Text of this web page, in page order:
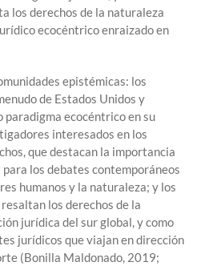
los derechos de la naturaleza
ecocéntrico enraizado en
epistémicas: los
de Estados Unidos y
paradigma ecocéntrico en su
interesados en los
que destacan la importancia
los debates contemporáneos
humanos y la naturaleza; y los
los derechos de la
jurídica del sur global, y como
jurídicos que viajan en dirección
(Bonilla Maldonado, 2019;